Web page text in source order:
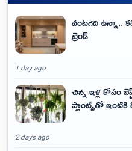
వంటగది ఉన్నా..
ట్రెండ్
1 day ago
చిన్న ఇళ్ల కోసం
ప్లాంట్స్‌తో ఇంటికి
2 days ago